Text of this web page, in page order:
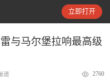
立即打开
闻
与马尔堡拉响最高级
道 2760